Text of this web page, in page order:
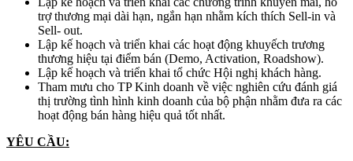
trợ thương mại dài hạn, ngắn hạn nhằm kích thích Sell-in và
Sell- out.
Lập kế hoạch và triển khai các hoạt động khuyếch trương
thương hiệu tại điểm bán (Demo, Activation, Roadshow).
Lập kế hoạch và triển khai tổ chức Hội nghị khách hàng.
Tham mưu cho TP Kinh doanh về việc nghiên cứu đánh giá
thị trường tình hình kinh doanh của bộ phận nhằm đưa ra các
hoạt động bán hàng hiệu quả tốt nhất.
YÊU CẦU: